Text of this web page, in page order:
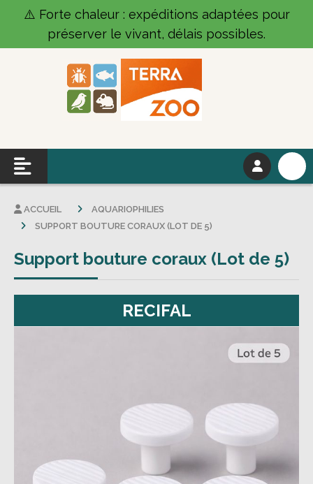
⚠️ Forte chaleur : expéditions adaptées pour
préserver le vivant, délais possibles.
ACCUEIL
AQUARIOPHILIES
SUPPORT BOUTURE CORAUX (LOT DE 5)
Support bouture coraux (Lot de 5)
RECIFAL